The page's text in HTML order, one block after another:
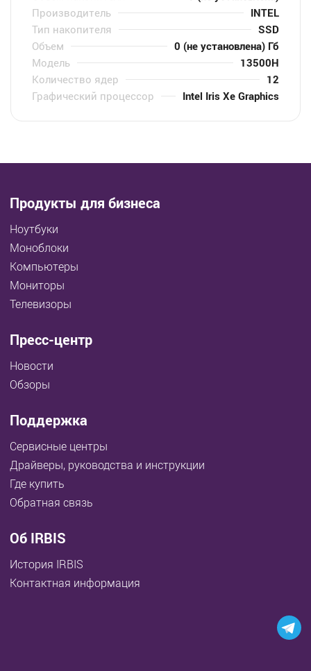
Производитель
INTEL
Тип накопителя
SSD
Объем
0 (не установлена) Гб
Модель
13500H
Количество ядер
12
Графический процессор
Intel Iris Xe Graphics
Продукты для бизнеса
Ноутбуки
Моноблоки
Компьютеры
Мониторы
Телевизоры
Пресс-центр
Новости
Обзоры
Поддержка
Сервисные центры
Драйверы, руководства и инструкции
Где купить
Обратная связь
Об IRBIS
История IRBIS
Контактная информация